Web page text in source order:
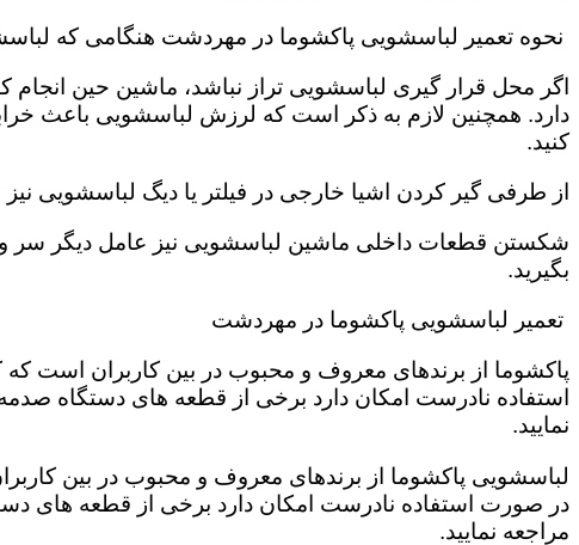
نحوه تعمیر لباسشویی پاکشوما در مهردشت هنگامی که
اگر محل قرار گیری لباسشویی تراز نباشد، ماشین حین
دارد. همچنین لازم به ذکر است که لرزش لباسشویی باعث
کنید.
از طرفی گیر کردن اشیا خارجی در فیلتر یا دیگ
شکستن قطعات داخلی ماشین لباسشویی نیز عامل دیگر سر
بگیرید.
تعمیر لباسشویی پاکشوما در مهردشت
پاکشوما از برندهای معروف و محبوب در بین کاربران است
استفاده نادرست امکان دارد برخی از قطعه های دستگاه
نمایید.
لباسشویی پاکشوما از برندهای معروف و محبوب در بین
در صورت استفاده نادرست امکان دارد برخی از قطعه های
مراجعه نمایید.